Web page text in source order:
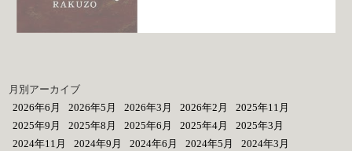
月別アーカイブ
2026年6月
2026年5月 2026年3月 2026年2月
2025年11月
2025年9月
2025年8月 2025年6月 2025年4月
2025年3月
2024年11月
2024年9月 2024年6月 2024年5月
2024年3月